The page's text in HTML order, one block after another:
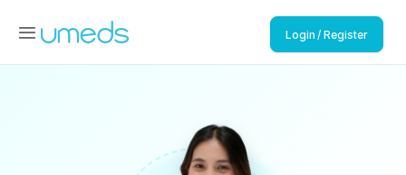
Login / Register